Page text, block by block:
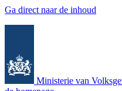
Ga direct naar de inhoud
Ministerie van